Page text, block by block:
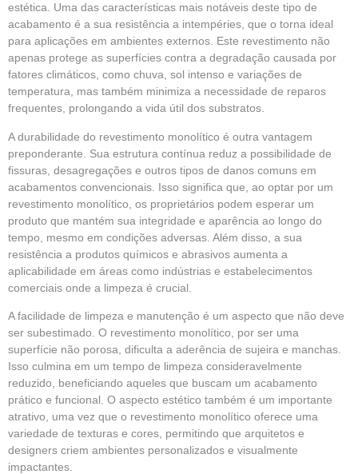
estética. Uma das características mais notáveis deste tipo de
acabamento é a sua resistência a intempéries, que o torna ideal
para aplicações em ambientes externos. Este revestimento não
apenas protege as superfícies contra a degradação causada por
fatores climáticos, como chuva, sol intenso e variações de
temperatura, mas também minimiza a necessidade de reparos
frequentes, prolongando a vida útil dos substratos.
A durabilidade do revestimento monolítico é outra vantagem
preponderante. Sua estrutura contínua reduz a possibilidade de
fissuras, desagregações e outros tipos de danos comuns em
acabamentos convencionais. Isso significa que, ao optar por um
revestimento monolítico, os proprietários podem esperar um
produto que mantém sua integridade e aparência ao longo do
tempo, mesmo em condições adversas. Além disso, a sua
resistência a produtos químicos e abrasivos aumenta a
aplicabilidade em áreas como indústrias e estabelecimentos
comerciais onde a limpeza é crucial.
A facilidade de limpeza e manutenção é um aspecto que não deve
ser subestimado. O revestimento monolítico, por ser uma
superfície não porosa, dificulta a aderência de sujeira e manchas.
Isso culmina em um tempo de limpeza consideravelmente
reduzido, beneficiando aqueles que buscam um acabamento
prático e funcional. O aspecto estético também é um importante
atrativo, uma vez que o revestimento monolítico oferece uma
variedade de texturas e cores, permitindo que arquitetos e
designers criem ambientes personalizados e visualmente
impactantes.